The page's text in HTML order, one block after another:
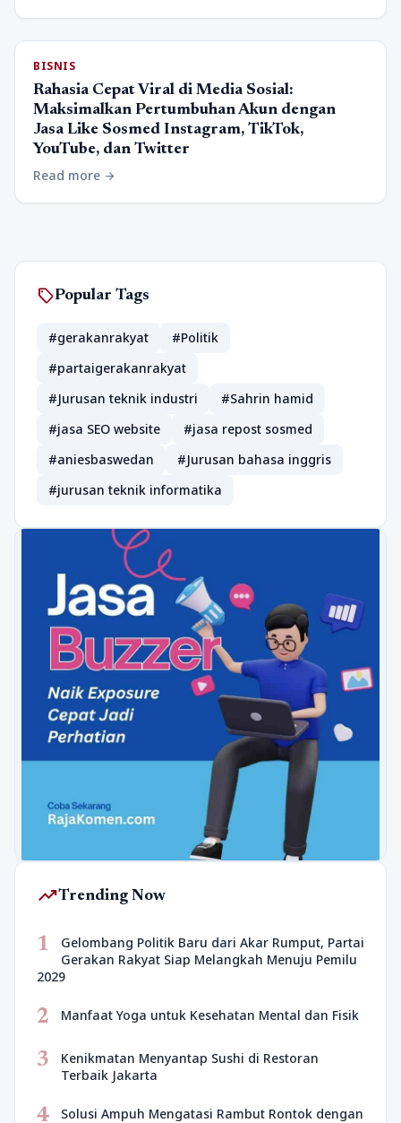
BISNIS
Rahasia Cepat Viral di Media Sosial:
Maksimalkan Pertumbuhan Akun dengan
Jasa Like Sosmed Instagram, TikTok,
YouTube, dan Twitter
Read more arrow_forward
sellPopular Tags
#gerakanrakyat
#Politik
#partaigerakanrakyat
#Jurusan teknik industri
#Sahrin hamid
#jasa SEO website
#jasa repost sosmed
#aniesbaswedan
#Jurusan bahasa inggris
#jurusan teknik informatika
trending_upTrending Now
1
Gelombang Politik Baru dari Akar Rumput, Partai
Gerakan Rakyat Siap Melangkah Menuju Pemilu
2029
2 Manfaat Yoga untuk Kesehatan Mental dan Fisik
3
Kenikmatan Menyantap Sushi di Restoran
Terbaik Jakarta
4
Solusi Ampuh Mengatasi Rambut Rontok dengan